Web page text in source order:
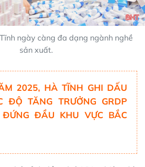
ngày càng đa dạng ngành nghề
sản xuất.
2025, HÀ TĨNH GHI DẤU
ĐỘ TĂNG TRƯỞNG GRDP
ĐẦU KHU VỰC BẮC